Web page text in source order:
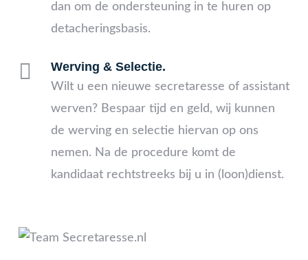
dan om de ondersteuning in te huren op
detacheringsbasis.
 Werving & Selectie.
Wilt u een nieuwe secretaresse of assistant
werven? Bespaar tijd en geld, wij kunnen
de werving en selectie hiervan op ons
nemen. Na de procedure komt de
kandidaat rechtstreeks bij u in (loon)dienst.